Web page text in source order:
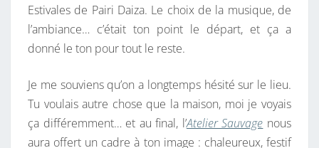
P
O
U
T
E
S
4
Estivales de Pairi Daiza. Le choix de la musique, de
l’ambiance… c’était ton point le départ, et ça a
donné le ton pour tout le reste.
Je me souviens qu’on a longtemps hésité sur le lieu.
Tu voulais autre chose que la maison, moi je voyais
ça différemment… et au final, l’Atelier Sauvage nous
aura offert un cadre à ton image : chaleureux, festif